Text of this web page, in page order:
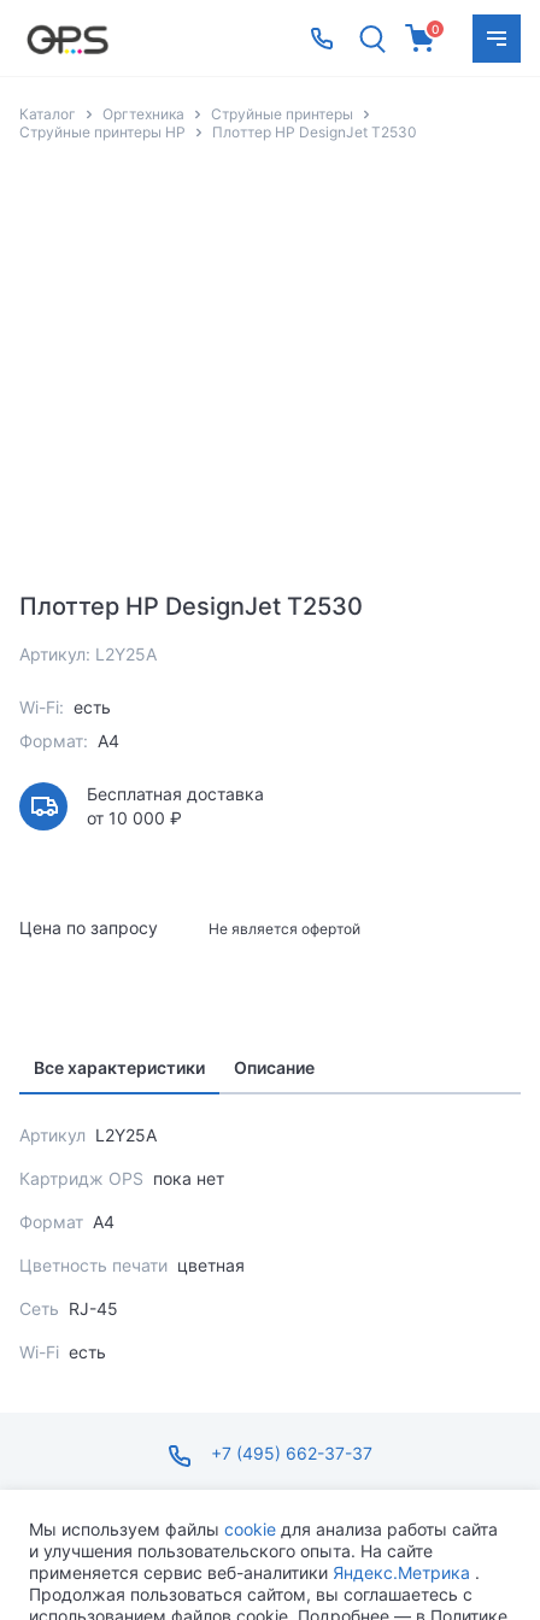
0
Каталог Оргтехника
Струйные принтеры
Струйные принтеры HP
Плоттер HP DesignJet T2530
Плоттер HP DesignJet T2530
Артикул: L2Y25A
Wi-Fi: есть
Формат: A4
Бесплатная доставка
от 10 000 ₽
Цена по запросу Не является офертой
Все характеристики Описание
Артикул L2Y25A
Картридж OPS пока нет
Формат A4
Цветность печати цветная
Сеть RJ-45
Wi-Fi есть
+7 (495) 662-37-37
ПН-ПТ С 09:00 ДО 18:00 СБ-ВС ВЫХОДНОЙ
Мы используем файлы cookie для анализа работы сайта
и улучшения пользовательского опыта. На сайте
применяется сервис веб-аналитики Яндекс.Метрика .
Продолжая пользоваться сайтом, вы соглашаетесь с
использованием файлов cookie. Подробнее — в Политике